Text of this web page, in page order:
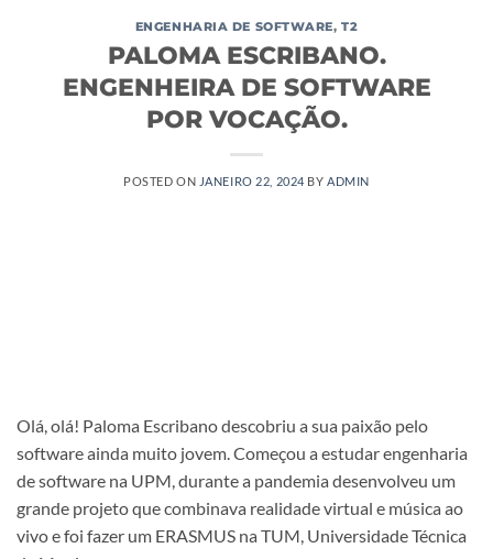
ENGENHARIA DE SOFTWARE,T2
PALOMA ESCRIBANO.
ENGENHEIRA DE SOFTWARE
POR VOCAÇÃO.
POSTED ON JANEIRO 22, 2024 BY ADMIN
Olá, olá! Paloma Escribano descobriu a sua paixão pelo
software ainda muito jovem. Começou a estudar engenharia
de software na UPM, durante a pandemia desenvolveu um
grande projeto que combinava realidade virtual e música ao
vivo e foi fazer um ERASMUS na TUM, Universidade Técnica